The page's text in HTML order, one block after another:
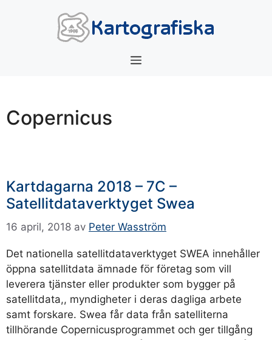
Meny
Copernicus
Kartdagarna 2018 – 7C –
Satellitdataverktyget Swea
16 april, 2018 av Peter Wasström
Det nationella satellitdataverktyget SWEA innehåller
öppna satellitdata ämnade för företag som vill
leverera tjänster eller produkter som bygger på
satellitdata,, myndigheter i deras dagliga arbete
samt forskare. Swea får data från satelliterna
tillhörande Copernicusprogrammet och ger tillgång